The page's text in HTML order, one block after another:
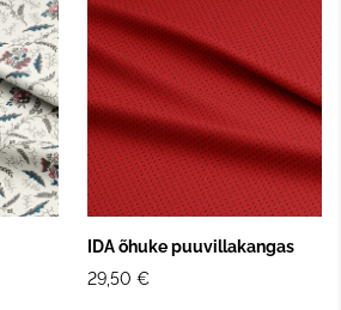
IDA õhuke puuvillakangas
29,50 €